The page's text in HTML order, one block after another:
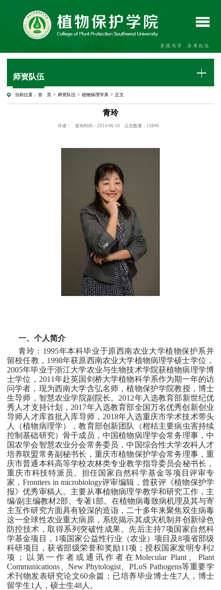
师资队伍
当前位置： 首 页 > 师资队伍 >植物病理学系 > 正文
青玲
作者： 发布时间：2014-06-18 点击数量： 15840
一、个人简介
青玲：1995年本科毕业于原西南农业大学植物保护系并
留校任教，1998年获原西南农业大学植物病理学硕士学位，
2005年毕业于浙江大学农业与生物技术学院获植物病理学博
士学位，2011年赴英国剑桥大学植物科学系作为期一年的访
问学者，现为西南大学含弘名师，植物保护学院教授，博士
生导师，智慧农业学院副院长。2012年入选教育部新世纪优
秀人才支持计划，2017年入选教育部全国万名优秀创新创业
导师人才库首批入库导师，2018年入选重庆市学术技术带头
人（植物病理学），教育部创新团队（柑桔主要病虫害持续
控制基础研究）骨干成员，中国植物病理学会常务理事，中
国农学会智慧农业分会常务委员，中国综合性大学农科人才
培养联盟常务副秘书长，重庆市植物保护学会常务理事，重
庆市普通本科高等学校农林类专业教学指导委员会秘书长，
重庆市科技特派员。担任国家自然科学基金等项目评审专
家，Frontiers in microbiology评审编辑，曾获评《植物保护学
报》优秀审稿人。主要从事植物病理学教学和研究工作，主
编/副主编教材2部、专著1部。在植物病毒致病机理及其与寄
主互作研究方面具有较深的造诣，二十多年来聚焦双生病毒
这一全球性农业重大病原，系统揭示其成灾机制并创新绿色
防控技术，取得系列突破性成果。先后主持7项国家自然科
学基金项目，1项国家公益性行业（农业）项目及8项省部级
科研项目，获省部级荣誉和奖励11项；授权国家发明专利2
项；以第一作者或通讯作者在Molecular Plant、Plant
Communications、New Phytologist、PLoS Pathogens等重要学
术刊物发表研究论文60余篇；已培养毕业博士生7人，博士
留学生1人，硕士生48人。